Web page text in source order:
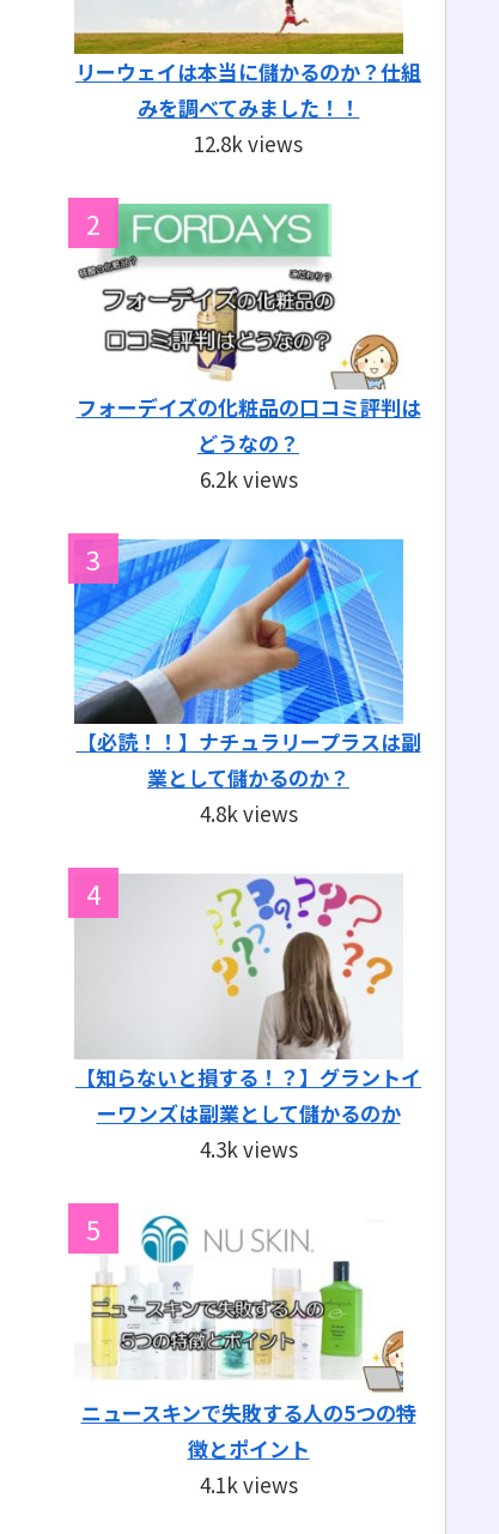
リーウェイは本当に儲かるのか？仕組
みを調べてみました！！
12.8k views
フォーデイズの化粧品の口コミ評判は
どうなの？
6.2k views
【必読！！】ナチュラリープラスは副
業として儲かるのか？
4.8k views
【知らないと損する！？】グラントイ
ーワンズは副業として儲かるのか
4.3k views
ニュースキンで失敗する人の5つの特
徴とポイント
4.1k views